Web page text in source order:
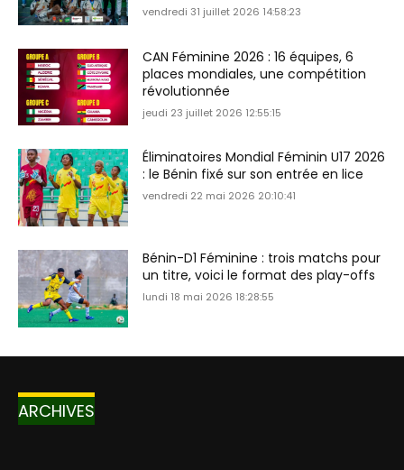
vendredi 31 juillet 2026 14:58:23
CAN Féminine 2026 : 16 équipes, 6
places mondiales, une compétition
révolutionnée
jeudi 23 juillet 2026 12:55:15
Éliminatoires Mondial Féminin U17 2026
: le Bénin fixé sur son entrée en lice
vendredi 22 mai 2026 20:10:41
Bénin-D1 Féminine : trois matchs pour
un titre, voici le format des play-offs
lundi 18 mai 2026 18:28:55
ARCHIVES